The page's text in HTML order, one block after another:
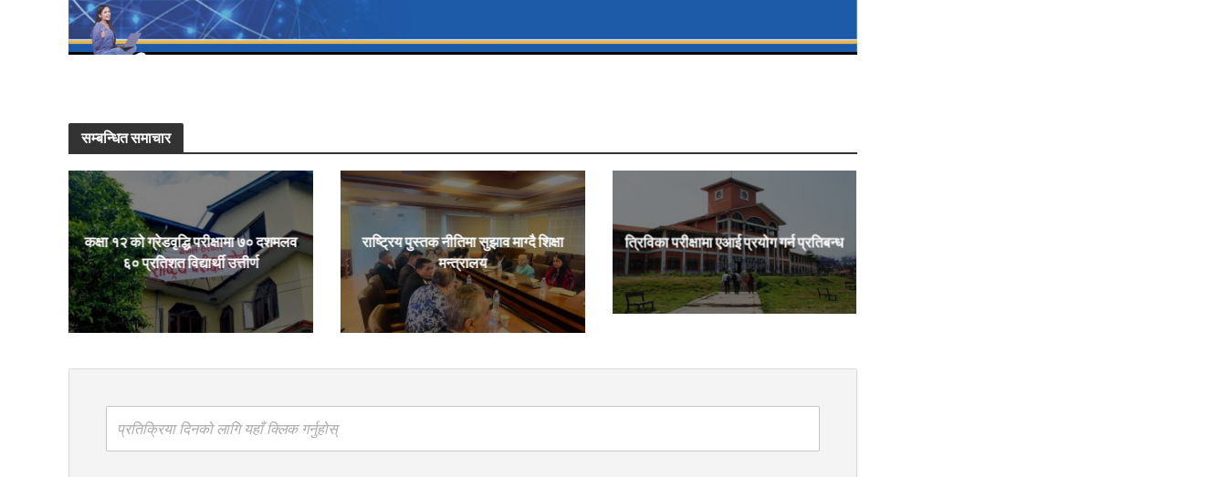
सम्बन्धित समाचार
कक्षा १२ को ग्रेडवृद्धि परीक्षामा ७० दशमलव
६० प्रतिशत विद्यार्थी उत्तीर्ण
राष्ट्रिय पुस्तक नीतिमा सुझाव माग्दै शिक्षा
मन्त्रालय
त्रिविका परीक्षामा एआई प्रयोग गर्न प्रतिबन्ध
प्रतिक्रिया दिनको लागि यहाँ क्लिक गर्नुहोस्